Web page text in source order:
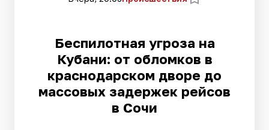
Беспилотная угроза на
Кубани: от обломков в
краснодарском дворе до
массовых задержек рейсов
в Сочи